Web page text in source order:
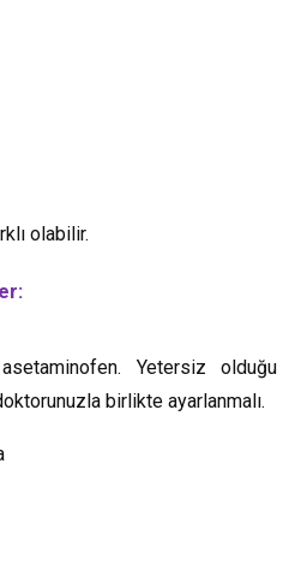
olabilir.
Yetersiz olduğu
birlikte ayarlanmalı.